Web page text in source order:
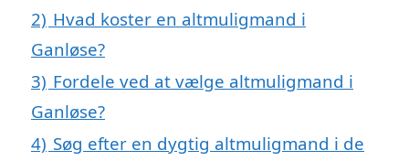
2) Hvad koster en altmuligmand i
Ganløse?
3) Fordele ved at vælge altmuligmand i
Ganløse?
4) Søg efter en dygtig altmuligmand i de